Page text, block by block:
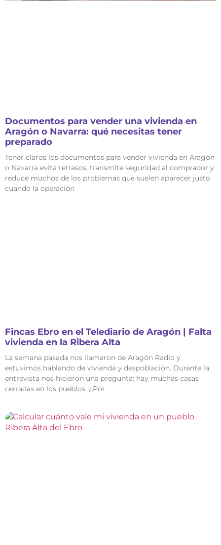
Documentos para vender una vivienda en
Aragón o Navarra: qué necesitas tener
preparado
Tener claros los documentos para vender vivienda en Aragón
o Navarra evita retrasos, transmite seguridad al comprador y
reduce muchos de los problemas que suelen aparecer justo
cuando la operación
Fincas Ebro en el Telediario de Aragón | Falta
vivienda en la Ribera Alta
La semana pasada nos llamaron de Aragón Radio y
estuvimos hablando de vivienda y despoblación. Durante la
entrevista nos hicieron una pregunta: hay muchas casas
cerradas en los pueblos. ¿Por